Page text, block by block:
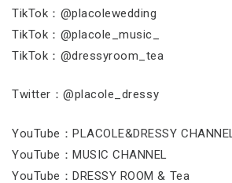
TikTok：@placolewedding
TikTok：@placole_music_
TikTok：@dressyroom_tea
Twitter：@placole_dressy
YouTube：PLACOLE&DRESSY CHANNEL
YouTube：MUSIC CHANNEL
YouTube：DRESSY ROOM & Tea